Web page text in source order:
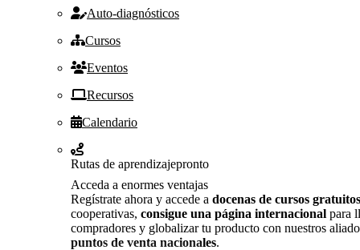
Auto-diagnósticos
Cursos
Eventos
Recursos
Calendario
Rutas de aprendizajepronto
Acceda a enormes ventajas
Regístrate ahora y accede a docenas de cursos gratuitos
cooperativas, consigue una página internacional para
compradores y globalizar tu producto con nuestros
puntos de venta nacionales.